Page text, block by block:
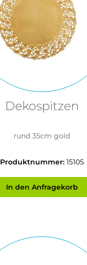
Dekospitzen
rund 35cm gold
Produktnummer: 15105
In den Anfragekorb